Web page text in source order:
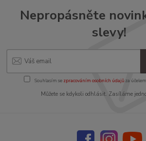
Nepropásněte
slevy!
Souhlasím se zpracováním osobních údajůza
Můžete se kdykoli odhlásit. Zasíláme